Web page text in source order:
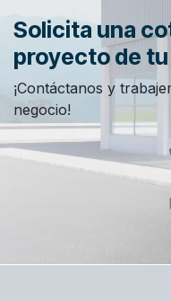
Solicita una
proyecto de
¡Contáctanos y
negocio!